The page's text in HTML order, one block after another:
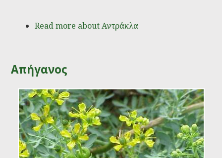
Read more about Αντράκλα
Απήγανος